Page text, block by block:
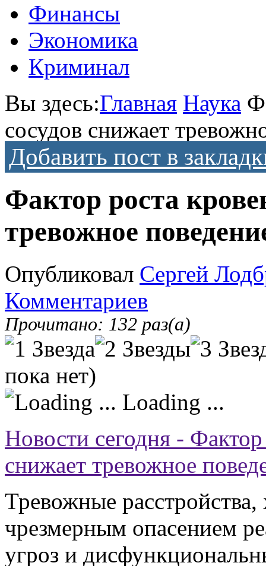
Финансы
Экономика
Криминал
Вы здесь:Главная Наука
сосудов снижает
Добавить пост в
Фактор роста
тревожное
Опубликовал Сергей
Комментариев
Прочитано: 132 раз(а)
пока нет)
Loading ...
Новости сегодня -
снижает тревожное
Тревожные
чрезмерным опасением
угроз и